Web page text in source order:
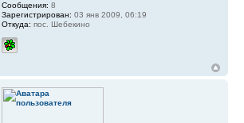
Сообщения: 8
Зарегистрирован: 03 янв 2009, 06:19
Откуда: пос. Шебекино